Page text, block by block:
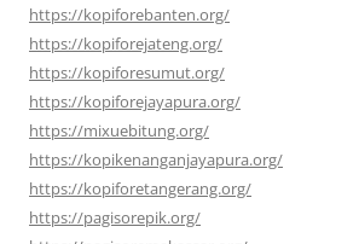
https://kopiforebanten.org/
https://kopiforejateng.org/
https://kopiforesumut.org/
https://kopiforejayapura.org/
https://mixuebitung.org/
https://kopikenanganjayapura.org/
https://kopiforetangerang.org/
https://pagisorepik.org/